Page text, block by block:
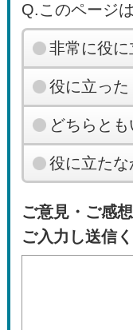
Q.このページ
非常に役に
役に立った
どちらと
役に立たな
ご意見・ご感
ご入力し送信く